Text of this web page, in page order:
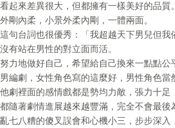
起來差異很大，但都擁有一樣美好的品質。
剛內柔，小景外柔內剛，一體兩面。
句台詞也很優秀：「我超越天下男兒但我
有站在男性的對立面而活。
力地做好自己，希望給自己換來一點點公
編劇，女性角色寫的這麼好，男性角色當
劇裡面的感情戲都是勢均力敵，張力十足
隨著劇情進展越來越豐滿，完全不會最後
七八糟的傻叉誤會和心機小三，步步深入